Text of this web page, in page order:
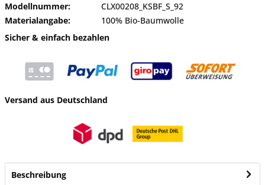
Modellnummer:
CLX00208_KSBF_S_92
Materialangabe:
100% Bio-Baumwolle
Sicher & einfach bezahlen
Versand aus Deutschland
Beschreibung